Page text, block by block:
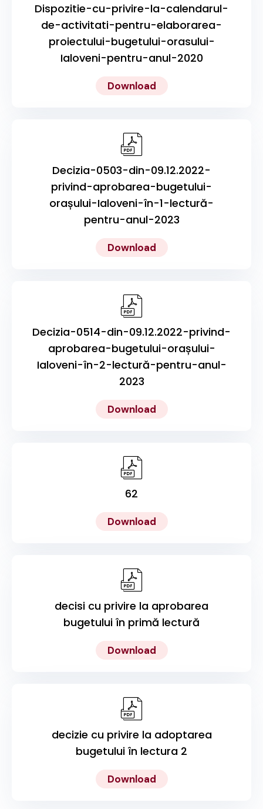
Dispozitie-cu-privire-la-calendarul-
de-activitati-pentru-elaborarea-
proiectului-bugetului-orasului-
Ialoveni-pentru-anul-2020
Download
Decizia-0503-din-09.12.2022-
privind-aprobarea-bugetului-
orașului-Ialoveni-în-1-lectură-
pentru-anul-2023
Download
Decizia-0514-din-09.12.2022-privind-
aprobarea-bugetului-orașului-
Ialoveni-în-2-lectură-pentru-anul-
2023
Download
62
Download
decisi cu privire la aprobarea
bugetului în primă lectură
Download
decizie cu privire la adoptarea
bugetului în lectura 2
Download